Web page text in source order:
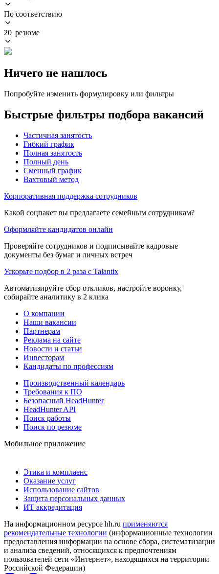
По соответствию
20 резюме
Ничего не нашлось
Попробуйте изменить формулировку или фильтры
Быстрые фильтры подбора вакансий
Частичная занятость
Гибкий график
Полная занятость
Полный день
Сменный график
Вахтовый метод
Корпоративная поддержка сотрудников
Какой соцпакет вы предлагаете семейным сотрудникам?
Оформляйте кандидатов онлайн
Проверяйте сотрудников и подписывайте кадровые
документы без бумаг и личных встреч
Ускорьте подбор в 2 раза с Talantix
Автоматизируйте сбор откликов, настройте воронку,
собирайте аналитику в 2 клика
О компании
Наши вакансии
Партнерам
Реклама на сайте
Новости и статьи
Инвесторам
Кандидаты по профессиям
Производственный календарь
Требования к ПО
Безопасный HeadHunter
HeadHunter API
Поиск работы
Поиск по резюме
Мобильное приложение
Этика и комплаенс
Оказание услуг
Использование сайтов
Защита персональных данных
ИТ аккредитация
На информационном ресурсе hh.ru применяются
рекомендательные технологии (информационные технологии
предоставления информации на основе сбора, систематизации
и анализа сведений, относящихся к предпочтениям
пользователей сети «Интернет», находящихся на территории
Российской Федерации)